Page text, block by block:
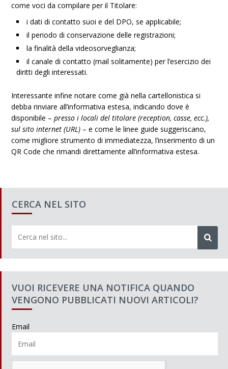
come voci da compilare per il Titolare:
i dati di contatto suoi e del DPO, se applicabile;
il periodo di conservazione delle registrazioni;
la finalità della videosorveglianza;
il canale di contatto (mail solitamente) per l’esercizio dei
diritti degli interessati.
Interessante infine notare come già nella cartellonistica si
debba rinviare all’informativa estesa, indicando dove è
disponibile –presso i locali del titolare (reception, casse, ecc.),
sul sito internet (URL) – e come le linee guide suggeriscano,
come migliore strumento di immediatezza, l’inserimento di un
QR Code che rimandi direttamente all’informativa estesa.
CERCA NEL SITO
VUOI RICEVERE UNA NOTIFICA QUANDO
VENGONO PUBBLICATI NUOVI ARTICOLI?
Email